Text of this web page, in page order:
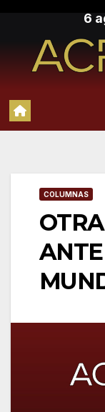
contenido
6
COLUMNAS